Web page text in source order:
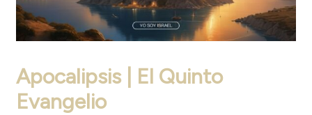
Apocalipsis | El Quinto
Evangelio